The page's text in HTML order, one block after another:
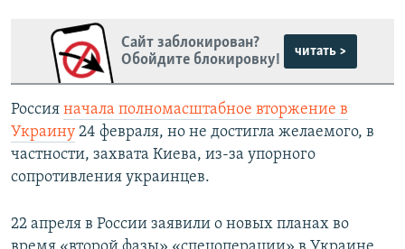
Сайт заблокирован?
Обойдите блокировку!
читать >
Россия начала полномасштабное вторжение в
Украину 24 февраля, но не достигла желаемого, в
частности, захвата Киева, из-за упорного
сопротивления украинцев.
22 апреля в России заявили о новых планах во